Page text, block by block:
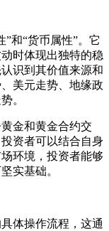
和“货币属性”。它
时体现出独特的稳
识到其价值来源和
美元走势、地缘政
。
金和黄金合约交
资者可以结合自身
环境，投资者能够
实基础。
体操作流程，这通